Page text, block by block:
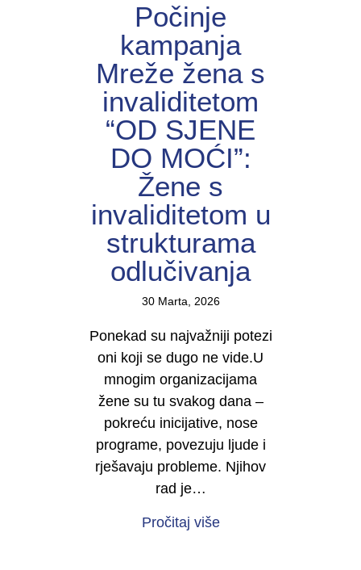
Počinje
kampanja
Mreže žena s
invaliditetom
“OD SJENE
DO MOĆI”:
Žene s
invaliditetom u
strukturama
odlučivanja
30 Marta, 2026
Ponekad su najvažniji potezi
oni koji se dugo ne vide.U
mnogim organizacijama
žene su tu svakog dana –
pokreću inicijative, nose
programe, povezuju ljude i
rješavaju probleme. Njihov
rad je…
Pročitaj višeabout Počinje